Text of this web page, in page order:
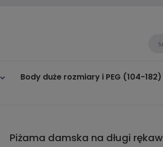
Body duże rozmiary i PEG (104-182)
Piżama damska na długi rękaw